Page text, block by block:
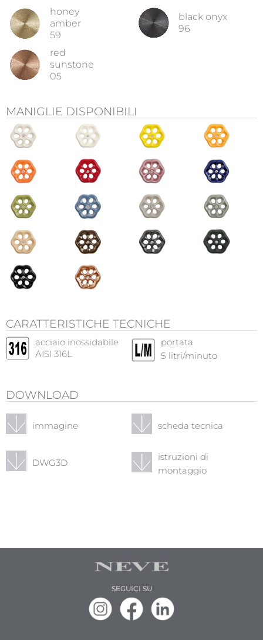
honey
amber
59
black onyx
96
red
sunstone
05
MANIGLIE DISPONIBILI
CARATTERISTICHE TECNICHE
acciaio inossidabile
AISI 316L
portata
5 litri/minuto
DOWNLOAD
immagine scheda tecnica
DWG3D
istruzioni di
montaggio
SEGUICI SU